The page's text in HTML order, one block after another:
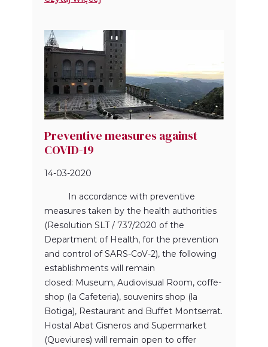
Preventive measures against
COVID-19
14-03-2020
In accordance with preventive
measures taken by the health authorities
(Resolution SLT / 737/2020 of the
Department of Health, for the prevention
and control of SARS-CoV-2), the following
establishments will remain
closed: Museum, Audiovisual Room, coffe-
shop (la Cafeteria), souvenirs shop (la
Botiga), Restaurant and Buffet Montserrat.
Hostal Abat Cisneros and Supermarket
(Queviures) will remain open to offer